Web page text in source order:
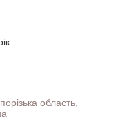
область,